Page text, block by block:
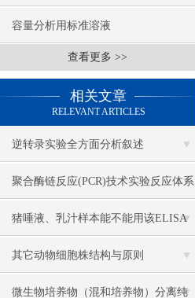
容量分析用标准溶液
查看更多 >>
相关文章
RELEVANT ARTICLES
逆转录实验全方面分析叙述
聚合酶链反应(PCR)技术实验反应体系
各组份解析
猪唾液、乳汁样本能不能用该ELISA
试剂盒检测？
其它动物细胞株结构与原则
微生物培养物（混和培养物）分离纯